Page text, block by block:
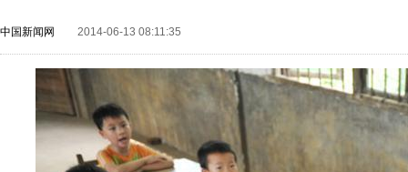
中国新闻网 2014-06-13 08:11:35